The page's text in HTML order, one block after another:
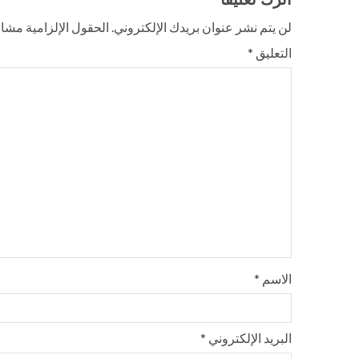
لن يتم نشر عنوان بريدك الإلكتروني. الحقول الإلزامية مشار
التعليق *
الاسم *
البريد الإلكتروني *